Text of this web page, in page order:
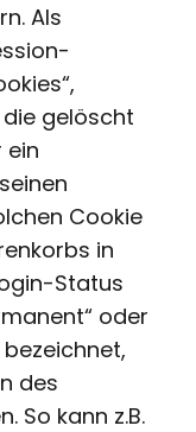
Als
gelöscht
ein
Cookie
in
Status
oder
des
So kann z.B.